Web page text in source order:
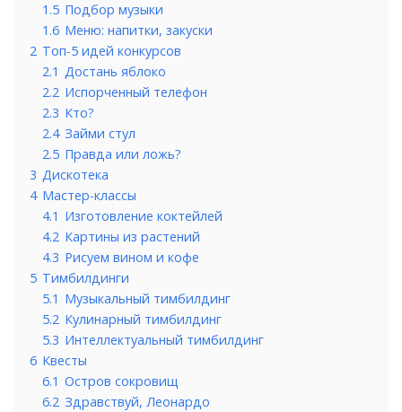
1.5 Подбор музыки
1.6 Меню: напитки, закуски
2 Топ-5 идей конкурсов
2.1 Достань яблоко
2.2 Испорченный телефон
2.3 Кто?
2.4 Займи стул
2.5 Правда или ложь?
3 Дискотека
4 Мастер-классы
4.1 Изготовление коктейлей
4.2 Картины из растений
4.3 Рисуем вином и кофе
5 Тимбилдинги
5.1 Музыкальный тимбилдинг
5.2 Кулинарный тимбилдинг
5.3 Интеллектуальный тимбилдинг
6 Квесты
6.1 Остров сокровищ
6.2 Здравствуй, Леонардо